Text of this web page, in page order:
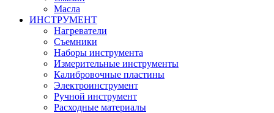
Масла
ИНСТРУМЕНТ
Нагреватели
Съемники
Наборы инструмента
Измерительные инструменты
Калибровочные пластины
Электроинструмент
Ручной инструмент
Расходные материалы